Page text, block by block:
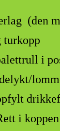
(den
turkopp
i
i koppen